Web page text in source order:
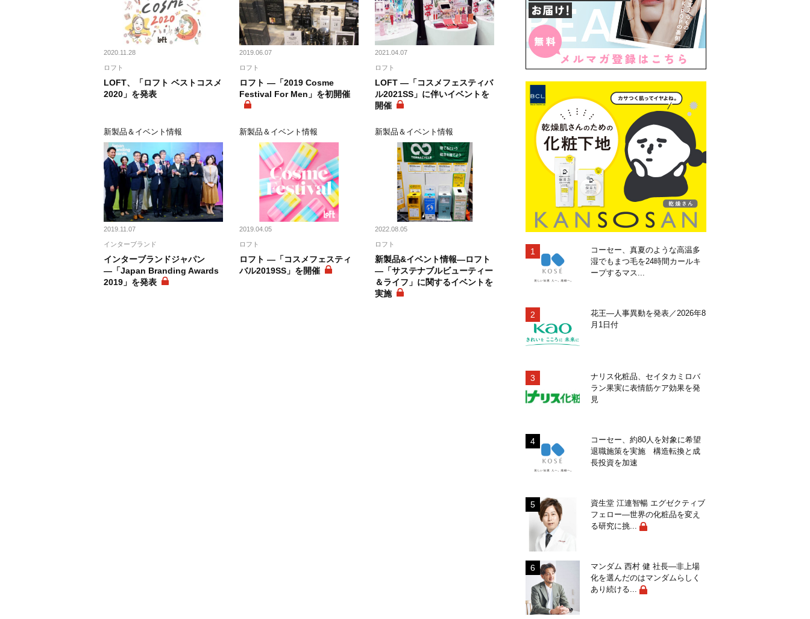
2020.11.28
ロフト
LOFT、「ロフト ベストコスメ
2020」を発表
2019.06.07
ロフト
ロフト ―「2019 Cosme
Festival For Men」を初開催
2021.04.07
ロフト
LOFT ―「コスメフェスティバ
ル2021SS」に伴いイベントを
開催
新製品＆イベント情報
2019.11.07
インターブランド
インターブランドジャパン
―「Japan Branding Awards
2019」を発表
新製品＆イベント情報
2019.04.05
ロフト
ロフト ―「コスメフェスティ
バル2019SS」を開催
新製品＆イベント情報
2022.08.05
ロフト
新製品&イベント情報―ロフト
―「サステナブルビューティー
＆ライフ」に関するイベントを
実施
コーセー、真夏のような高温多
湿でもまつ毛を24時間カールキ
ープするマス...
花王―人事異動を発表／2026年8
月1日付
ナリス化粧品、セイタカミロバ
ラン果実に表情筋ケア効果を発
見
コーセー、約80人を対象に希望
退職施策を実施 構造転換と成
長投資を加速
資生堂 江連智暢 エグゼクティブ
フェロー―世界の化粧品を変え
る研究に挑...
マンダム 西村 健 社長―非上場
化を選んだのはマンダムらしく
あり続ける...